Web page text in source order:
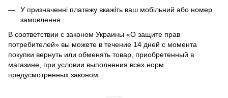
У призначенні платежу вкажіть ваш мобільний або номер
замовлення
В соответствии с законом Украины «О защите прав
потребителей» вы можете в течение 14 дней с момента
покупки вернуть или обменять товар, приобретенный в
магазине, при условии выполнения всех норм
предусмотренных законом